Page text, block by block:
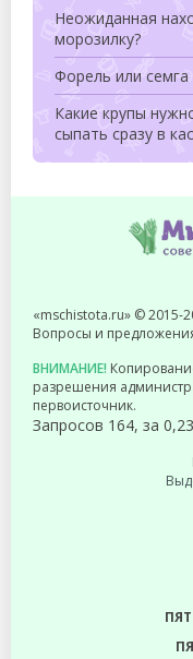
Неожиданная
морозилку?
Форель или
Какие крупы
сыпать сразу в
«mschistota.ru» © 2015-
Вопросы и
ВНИМАНИЕ!
разрешения
первоисточник.
Запросов 164, за